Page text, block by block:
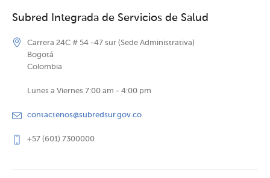
Subred Integrada de Servicios de Salud
Carrera 24C # 54 -47 sur (Sede Administrativa)
Bogotá
Colombia
Lunes a Viernes 7:00 am - 4:00 pm
contactenos@subredsur.gov.co
+57 (601) 7300000